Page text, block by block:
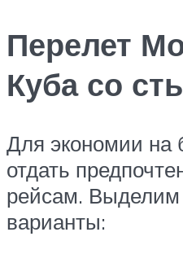
Перелет
Куба со
Для экономии на
отдать
рейсам.
варианты: